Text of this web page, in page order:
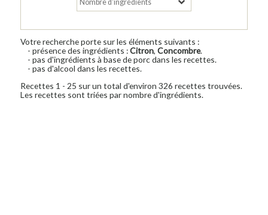
Votre recherche porte sur les éléments suivants :
- présence des ingrédients :Citron, Concombre.
- pas d'ingrédients à base de porc dans les recettes.
- pas d'alcool dans les recettes.
Recettes 1 - 25 sur un total d'environ 326 recettes trouvées.
Les recettes sont triées par nombre d'ingrédients.